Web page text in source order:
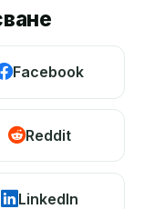
Facebook
Reddit
LinkedIn